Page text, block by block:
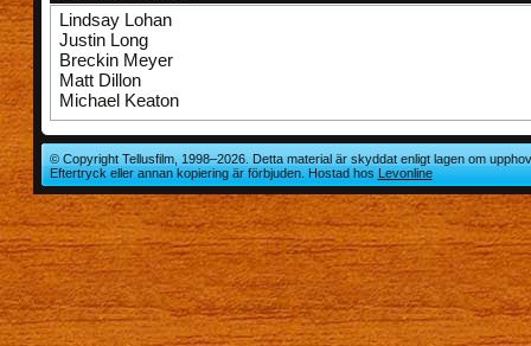
Lindsay Lohan
Justin Long
Breckin Meyer
Matt Dillon
Michael Keaton
© Copyright Tellusfilm, 1998–2026. Detta material är skyddat enligt lagen om
Eftertryck eller annan kopiering är förbjuden. Hostad hosLevonline